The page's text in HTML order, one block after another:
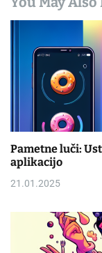
Pametne luči:
aplikacijo
21.01.2025